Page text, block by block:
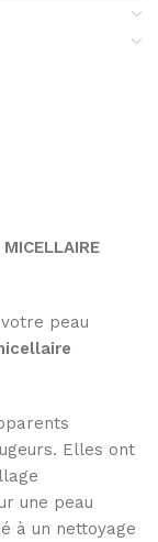
peau
Elles ont
une peau
à un nettoyage